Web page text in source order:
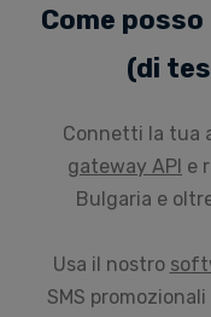
Come
(di
Connetti la tua
gateway API e
Bulgaria e
Usa il nostro
SMS